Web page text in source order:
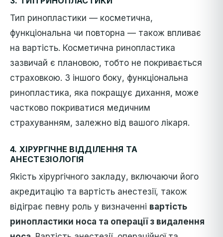
Тип ринопластики — косметична,
функціональна чи повторна — також впливає
на вартість. Косметична ринопластика
зазвичай є плановою, тобто не покривається
страховкою. З іншого боку, функціональна
ринопластика, яка покращує дихання, може
частково покриватися медичним
страхуванням, залежно від вашого лікаря.
4. ХІРУРГІЧНЕ ВІДДІЛЕННЯ ТА
АНЕСТЕЗІОЛОГІЯ
Якість хірургічного закладу, включаючи його
акредитацію та вартість анестезії, також
відіграє певну роль у визначенні вартість
ринопластики носа та операції з видалення